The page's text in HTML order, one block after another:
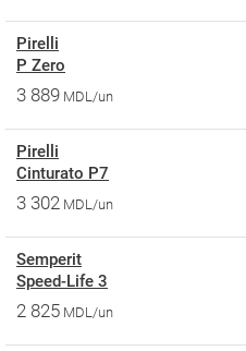
Pirelli
P Zero
3 889 MDL/un
Pirelli
Cinturato P7
3 302 MDL/un
Semperit
Speed-Life 3
2 825 MDL/un